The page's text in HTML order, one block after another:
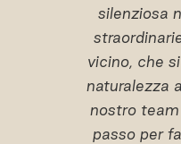
silenziosa
vicino, che
naturalezza
nostro
passo per